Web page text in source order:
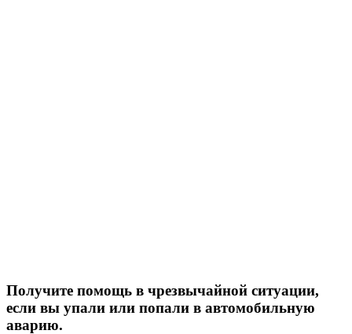
Получите помощь в чрезвычайной ситуации,
если вы упали или попали в автомобильную
аварию.